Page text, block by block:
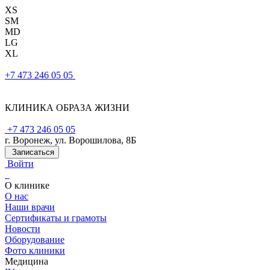
XS
SM
MD
LG
XL
+7 473 246 05 05
КЛИНИКА ОБРАЗА ЖИЗНИ
+7 473 246 05 05
г. Воронеж, ул. Ворошилова, 8Б
Записаться
Войти
О клинике
О нас
Наши врачи
Сертификаты и грамоты
Новости
Оборудование
Фото клиники
Медицина